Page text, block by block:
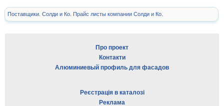
Поставщики. Солди и Ко. Прайс листы компании Солди и Ко.
Про проект
Контакти
Алюминиевый профиль для фасадов
Реєстрація в каталозі
Реклама